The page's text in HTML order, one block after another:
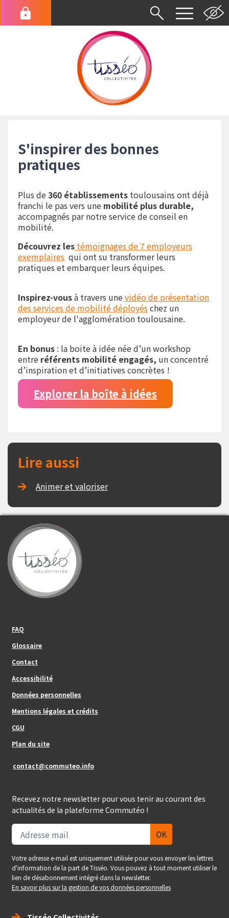
contenu
Menu
du
S'inspirer des bonnes
pratiques
Plus de360 établissements toulousains ont déjà
franchi le pas vers une mobilité plus durable,
accompagnés par notre service de conseil en
mobilité.
Découvrez les témoignages de 7 employeurs
exemplaires qui ont su transformer leurs
pratiques et embarquer leurs équipes.
Inspirez-vousà travers unevidéo de présentation
desservices de mobilité déployéschez un
employeur de l'agglomération toulousaine.
En bonus : la boite à idée née d’un workshop
entre référents mobilité engagés, un concentré
d’inspiration et d’initiatives concrètes !
Explorer la boîte à idées
Lire aussi
Animer et valoriser
FAQ
Glossaire
Contact
Footer_center
Accessibilité
Données personnelles
Mentions légales et crédits
CGU
Plan du site
contact@commuteo.info
Recevez notre newsletter pour vous tenir au courant des
actualités de la plateforme Commutéo !
Votre adresse e-mail est uniquement utilisée pour vous envoyer les lettres
d'information de la part de Tisséo. Vous pouvez à tout moment utiliser le
lien de désabonnement intégré dans la newsletter.
En savoir plus sur la gestion de vos données personnelles
Right_footer